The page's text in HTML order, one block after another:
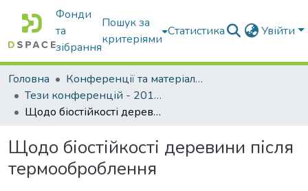
Фонди
та
зібрання
Пошук за
критеріями
Статистика Увійти
Головна
Конференції та матеріали конференцій
Тези конференцій - 2015 - 2018
Щодо біостійкості деревини після термооброблення
Щодо біостійкості деревини після
термооброблення